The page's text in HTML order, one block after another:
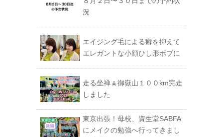
況
エイジング毛による癖を抑えて
エレガントな小顔ひし形ボブに
走る坐禅🧘御嶽山１００km完走
しました
東京出張！母校、資生堂SABFA
にメイクの勉強へ行ってきまし